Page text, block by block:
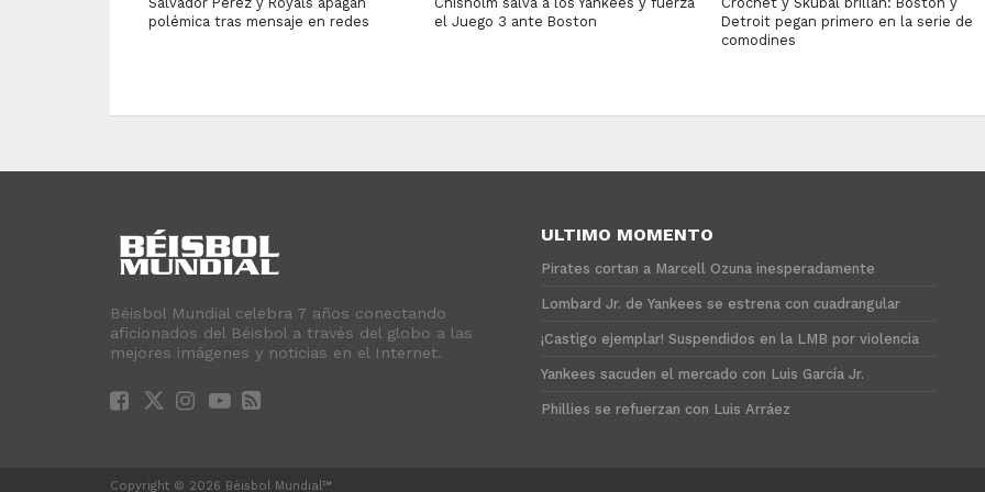
polémica tras mensaje en redes
el Juego 3 ante Boston
Detroit pegan primero en la serie de
comodines
Béisbol Mundial celebra 7 años conectando
aficionados del Béisbol a través del globo a las
mejores imágenes y noticias en el Internet.
ULTIMO MOMENTO
Pirates cortan a Marcell Ozuna inesperadamente
Lombard Jr. de Yankees se estrena con cuadrangular
¡Castigo ejemplar! Suspendidos en la LMB por violencia
Yankees sacuden el mercado con Luis García Jr.
Phillies se refuerzan con Luis Arráez
Copyright © 2026 Béisbol Mundial℠